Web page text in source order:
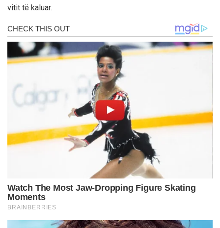
vitit të kaluar.